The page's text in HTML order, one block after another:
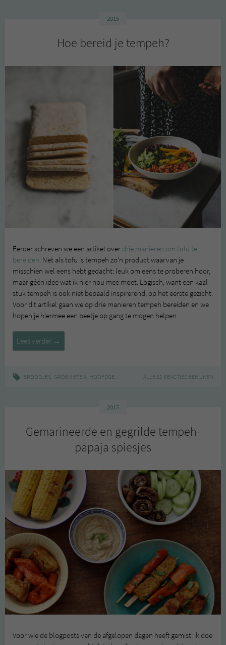
2015
Hoe bereid je tempeh?
Eerder schreven we een artikel over drie manieren om tofu te
bereiden. Net als tofu is tempeh zo’n product waarvan je
misschien wel eens hebt gedacht: leuk om eens te proberen hoor,
maar géén idee wat ik hier nou mee moet. Logisch, want een kaal
stuk tempeh is ook niet bepaald inspirerend, op het eerste gezicht.
Voor dit artikel gaan we op drie manieren tempeh bereiden en we
hopen je hiermee een beetje op gang te mogen helpen.
Lees verder Hoe
bereid
tempeh?
→
BROODJES, GROEN ETEN, HOOFDGERECHTEN RECEPT|INSPIRATIE,RECEPT
ALLE 81 REACTIES BEKIJKEN
2015
Gemarineerde en gegrilde tempeh-
papaja spiesjes
Voor wie de blogposts van de afgelopen dagen heeft gemist: ik doe